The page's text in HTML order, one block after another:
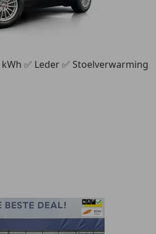
kWh ✅ Leder ✅ Stoelverwarming